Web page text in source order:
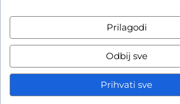
Zatvori obavijest /
Prilagodi
Odbij sve
Prihvati sve
Raskid ugovora